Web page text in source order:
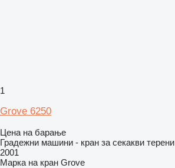
1
Grove 6250
Цена на барање
Градежни машини - кран за секакви терени
2001
Марка на кран Grove